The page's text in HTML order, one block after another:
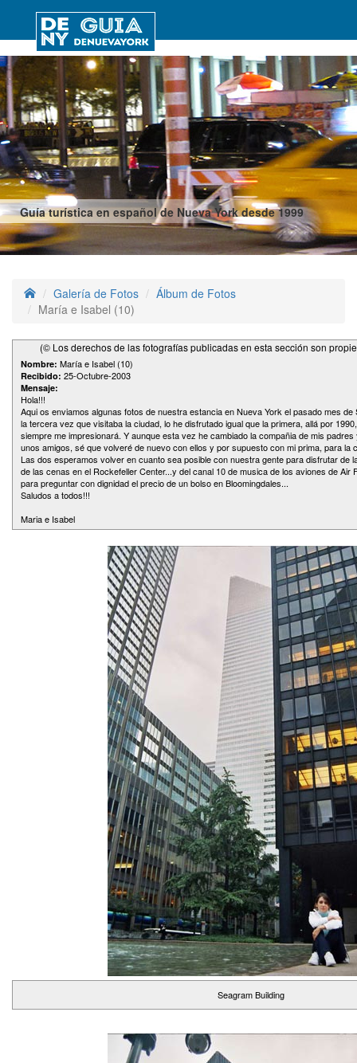
Guía turística en español de Nueva York desde 1999
Galería de Fotos
Álbum de Fotos
María e Isabel (10)
(© Los derechos de las fotografías publicadas en esta sección son
Nombre: María e Isabel (10)
Recibido: 25-Octubre-2003
Mensaje:
Hola!!!
Aqui os enviamos algunas fotos de nuestra estancia en Nueva York el pasado mes
la tercera vez que visitaba la ciudad, lo he disfrutado igual que la primera, allá por
siempre me impresionará. Y aunque esta vez he cambiado la compañia de mis
unos amigos, sé que volveré de nuevo con ellos y por supuesto con mi prima, para la
Las dos esperamos volver en cuanto sea posible con nuestra gente para disfrutar de
de las cenas en el Rockefeller Center...y del canal 10 de musica de los aviones de
para preguntar con dignidad el precio de un bolso en Bloomingdales...
Saludos a todos!!!
Maria e Isabel
Seagram Building